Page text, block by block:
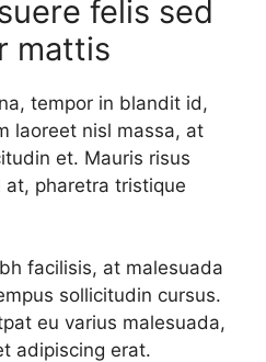
felis sed
mattis
tempor in blandit id,
laoreet nisl massa, at
et. Mauris risus
pharetra tristique
facilisis, at malesuada
sollicitudin cursus.
eu varius malesuada,
adipiscing erat.